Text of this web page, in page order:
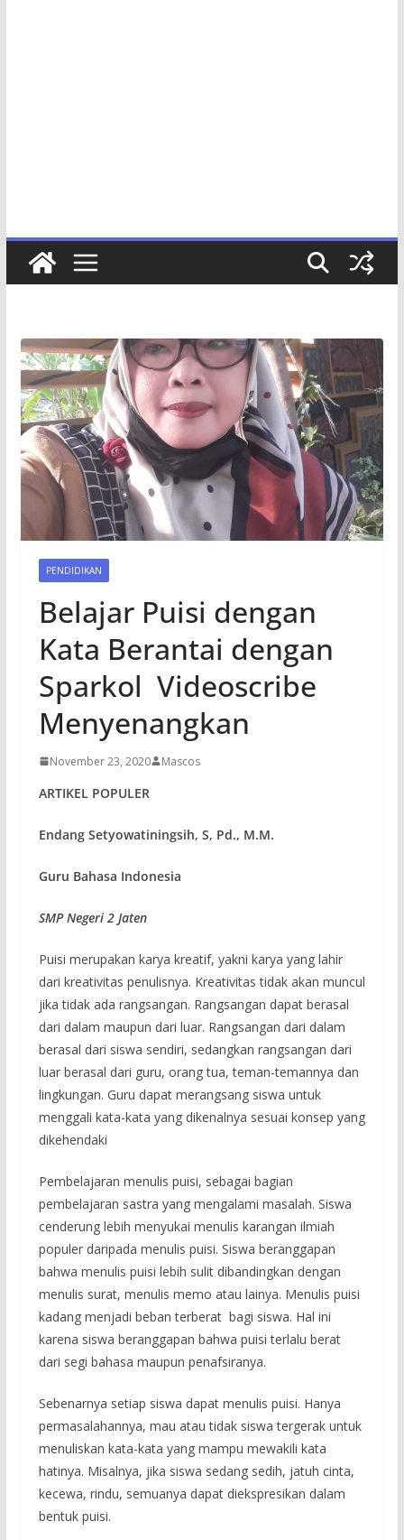
PENDIDIKAN
Belajar Puisi dengan
Kata Berantai dengan
Sparkol Videoscribe
Menyenangkan
November 23, 2020 Mascos
ARTIKEL POPULER
Endang Setyowatiningsih, S, Pd., M.M.
Guru Bahasa Indonesia
SMP Negeri 2 Jaten
Puisi merupakan karya kreatif, yakni karya yang lahir
dari kreativitas penulisnya. Kreativitas tidak akan muncul
jika tidak ada rangsangan. Rangsangan dapat berasal
dari dalam maupun dari luar. Rangsangan dari dalam
berasal dari siswa sendiri, sedangkan rangsangan dari
luar berasal dari guru, orang tua, teman-temannya dan
lingkungan. Guru dapat merangsang siswa untuk
menggali kata-kata yang dikenalnya sesuai konsep yang
dikehendaki
Pembelajaran menulis puisi, sebagai bagian
pembelajaran sastra yang mengalami masalah. Siswa
cenderung lebih menyukai menulis karangan ilmiah
populer daripada menulis puisi. Siswa beranggapan
bahwa menulis puisi lebih sulit dibandingkan dengan
menulis surat, menulis memo atau lainya. Menulis puisi
kadang menjadi beban terberat bagi siswa. Hal ini
karena siswa beranggapan bahwa puisi terlalu berat
dari segi bahasa maupun penafsiranya.
Sebenarnya setiap siswa dapat menulis puisi. Hanya
permasalahannya, mau atau tidak siswa tergerak untuk
menuliskan kata-kata yang mampu mewakili kata
hatinya. Misalnya, jika siswa sedang sedih, jatuh cinta,
kecewa, rindu, semuanya dapat diekspresikan dalam
bentuk puisi.